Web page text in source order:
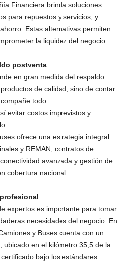
Financiera brinda soluciones
para repuestos y servicios, y
Estas alternativas permiten
la liquidez del negocio.
postventa
en gran medida del respaldo
de calidad, sino de contar
todo
evitar costos imprevistos y
ofrece una estrategia integral:
y REMAN, contratos de
avanzada y gestión de
cobertura nacional.
expertos es importante para tomar
necesidades del negocio. En
y Buses cuenta con un
ubicado en el kilómetro 35,5 de la
bajo los estándares